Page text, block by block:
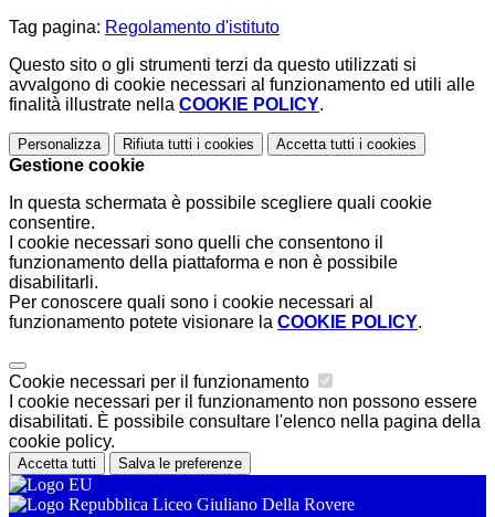
Tag pagina: Regolamento d'istituto
Questo sito o gli strumenti terzi da questo utilizzati si
avvalgono di cookie necessari al funzionamento ed utili alle
finalità illustrate nella COOKIE POLICY.
Personalizza Rifiuta tutti i cookies Accetta tutti i cookies
Gestione cookie
In questa schermata è possibile scegliere quali cookie
consentire.
I cookie necessari sono quelli che consentono il
funzionamento della piattaforma e non è possibile
disabilitarli.
Per conoscere quali sono i cookie necessari al
funzionamento potete visionare la COOKIE POLICY.
Cookie necessari per il funzionamento
I cookie necessari per il funzionamento non possono essere
disabilitati. È possibile consultare l'elenco nella pagina della
cookie policy.
Accetta tutti Salva le preferenze
Liceo Giuliano Della Rovere